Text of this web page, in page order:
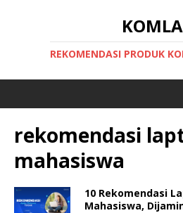
REKOMENDASI PRODUK
rekomendasi
mahasiswa
10 Rekomendasi
Mahasiswa,